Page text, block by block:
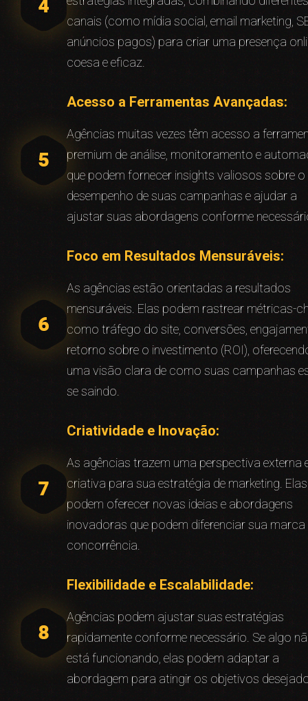
canais (como mídia social, email marketing,
anúncios pagos) para criar uma presença
coesa e eficaz.
Acesso a Ferramentas Avançadas:
Agências muitas vezes têm acesso a
premium de análise, monitoramento e
que podem fornecer insights valiosos sobre o
desempenho de suas campanhas e ajudar a
ajustar suas abordagens conforme
Foco em Resultados Mensuráveis:
As agências estão orientadas a resultados
mensuráveis. Elas podem rastrear métricas-
como tráfego do site, conversões,
retorno sobre o investimento (ROI),
uma visão clara de como suas campanhas
se saindo.
Criatividade e Inovação:
As agências trazem uma perspectiva externa
criativa para sua estratégia de marketing. Elas
podem oferecer novas ideias e abordagens
inovadoras que podem diferenciar sua marca
concorrência.
Flexibilidade e Escalabilidade:
Agências podem ajustar suas estratégias
rapidamente conforme necessário. Se algo
está funcionando, elas podem adaptar a
abordagem para atingir os objetivos